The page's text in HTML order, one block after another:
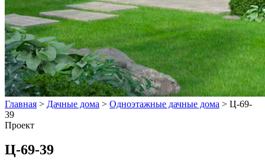
Главная > Дачные дома > Одноэтажные дачные дома > Ц-69-
39
Проект
Ц-69-39